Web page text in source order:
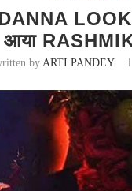
byARTI PANDEY